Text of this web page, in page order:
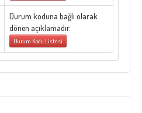
Durum koduna bağlı olarak
dönen açıklamadır.
Durum Kodu Listesi